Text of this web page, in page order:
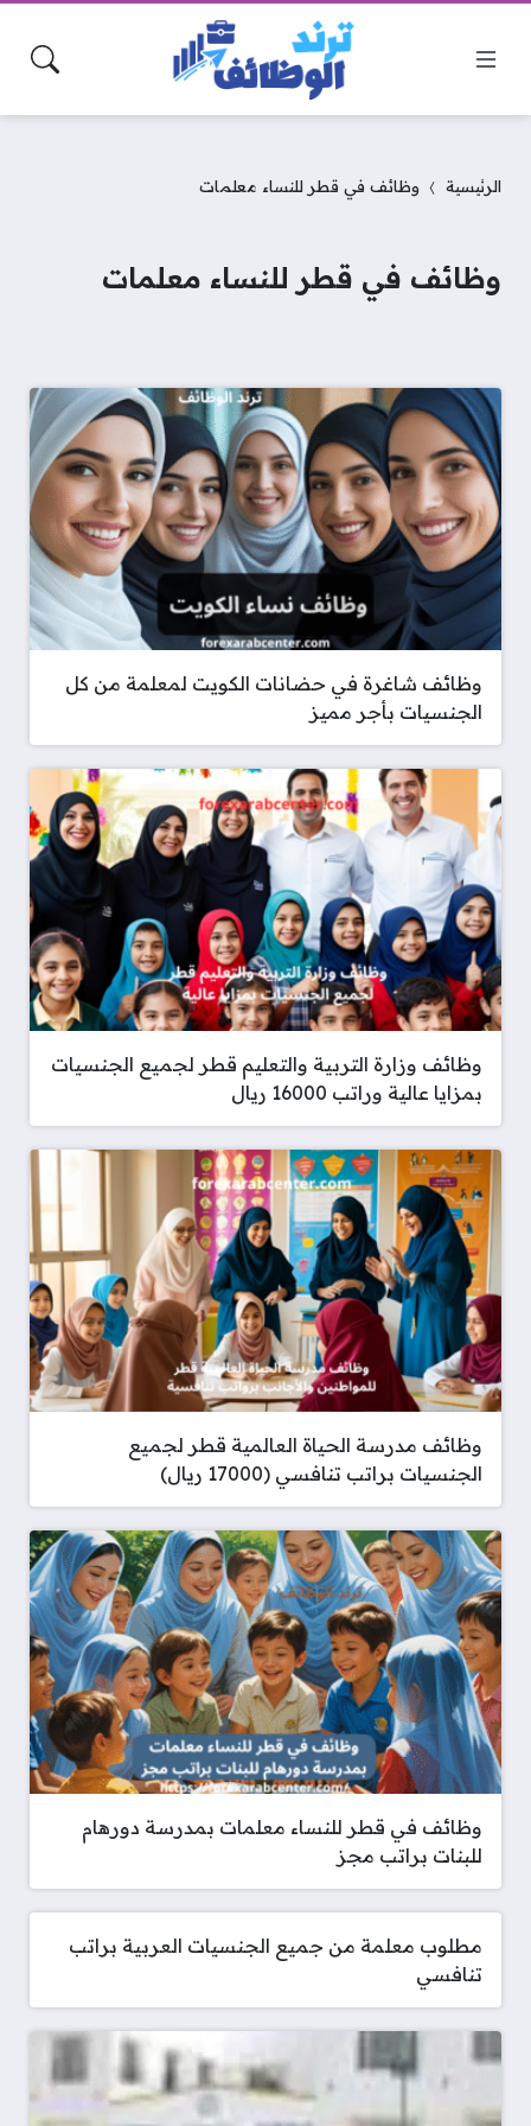
الرئيسية وظائف في قطر للنساء معلمات
وظائف في قطر للنساء معلمات
وظائف شاغرة في حضانات الكويت لمعلمة من كل
الجنسيات بأجر مميز
وظائف وزارة التربية والتعليم قطر لجميع الجنسيات
بمزايا عالية وراتب 16000 ريال
وظائف مدرسة الحياة العالمية قطر لجميع
الجنسيات براتب تنافسي (17000 ريال)
وظائف في قطر للنساء معلمات بمدرسة دورهام
للبنات براتب مجز
مطلوب معلمة من جميع الجنسيات العربية براتب
تنافسي